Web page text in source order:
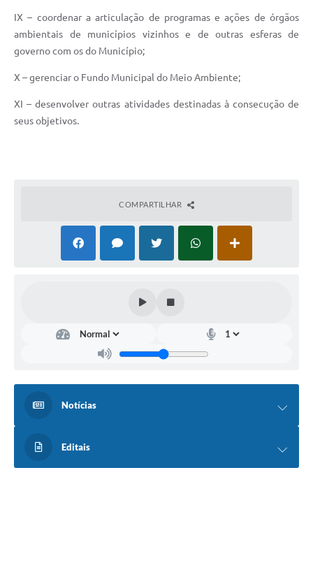
IX – coordenar a articulação de programas e ações de órgãos
ambientais de municípios vizinhos e de outras esferas de
governo com os do Município;
X – gerenciar o Fundo Municipal do Meio Ambiente;
XI – desenvolver outras atividades destinadas à consecução de
seus objetivos.
COMPARTILHAR
Notícias
Editais